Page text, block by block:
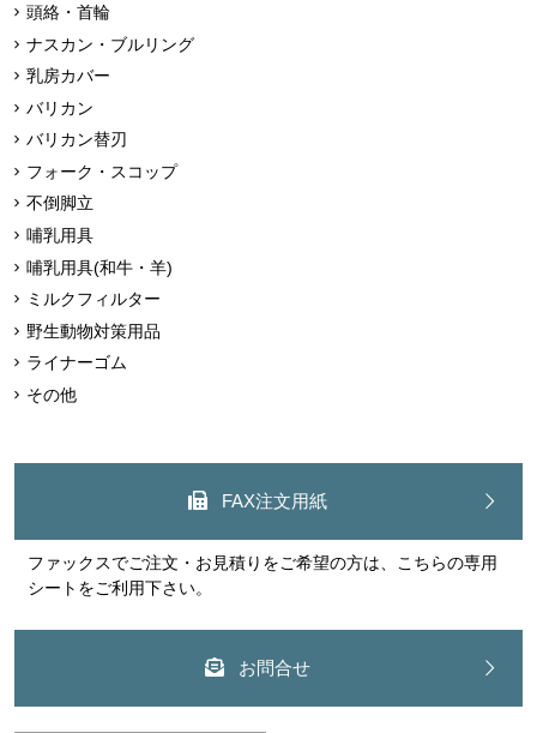
頭絡・首輪
ナスカン・ブルリング
乳房カバー
バリカン
バリカン替刃
フォーク・スコップ
不倒脚立
哺乳用具
哺乳用具(和牛・羊)
ミルクフィルター
野生動物対策用品
ライナーゴム
その他
FAX注文用紙
ファックスでご注文・お見積りをご希望の方は、こちらの専用
シートをご利用下さい。
お問合せ